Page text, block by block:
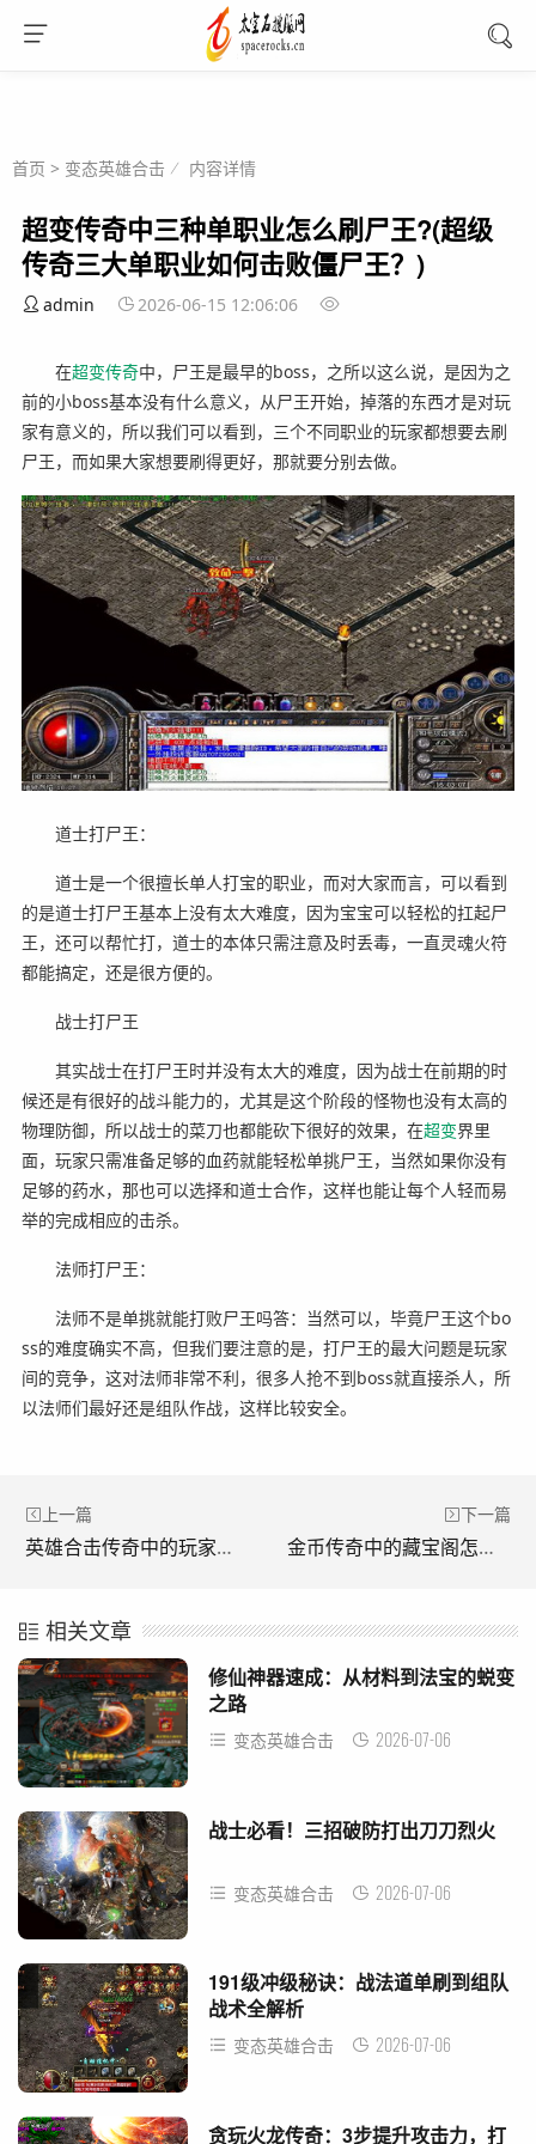
首页 > 变态英雄合击 内容详情
超变传奇中三种单职业怎么刷尸王?(超级
传奇三大单职业如何击败僵尸王？)
admin 2026-06-15 12:06:06
在超变传奇中，尸王是最早的boss，之所以这么说，是因为之
前的小boss基本没有什么意义，从尸王开始，掉落的东西才是对玩
家有意义的，所以我们可以看到，三个不同职业的玩家都想要去刷
尸王，而如果大家想要刷得更好，那就要分别去做。
道士打尸王：
道士是一个很擅长单人打宝的职业，而对大家而言，可以看到
的是道士打尸王基本上没有太大难度，因为宝宝可以轻松的扛起尸
王，还可以帮忙打，道士的本体只需注意及时丢毒，一直灵魂火符
都能搞定，还是很方便的。
战士打尸王
其实战士在打尸王时并没有太大的难度，因为战士在前期的时
候还是有很好的战斗能力的，尤其是这个阶段的怪物也没有太高的
物理防御，所以战士的菜刀也都能砍下很好的效果，在超变界里
面，玩家只需准备足够的血药就能轻松单挑尸王，当然如果你没有
足够的药水，那也可以选择和道士合作，这样也能让每个人轻而易
举的完成相应的击杀。
法师打尸王：
法师不是单挑就能打败尸王吗答：当然可以，毕竟尸王这个bo
ss的难度确实不高，但我们要注意的是，打尸王的最大问题是玩家
间的竞争，这对法师非常不利，很多人抢不到boss就直接杀人，所
以法师们最好还是组队作战，这样比较安全。
上一篇
英雄合击传奇中的玩家等级的不同层次。(英雄打击传奇中不同等级的玩家等级。)
下一篇
金币传奇中的藏宝阁怎么打?(金币传奇如何打败宝藏阁？)
相关文章
修仙神器速成：从材料到法宝的蜕变
之路
变态英雄合击 2026-07-06
战士必看！三招破防打出刀刀烈火
变态英雄合击 2026-07-06
191级冲级秘诀：战法道单刷到组队
战术全解析
变态英雄合击 2026-07-06
贪玩火龙传奇：3步提升攻击力，打